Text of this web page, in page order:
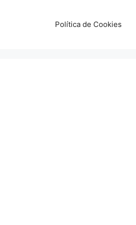
Política de Cookies